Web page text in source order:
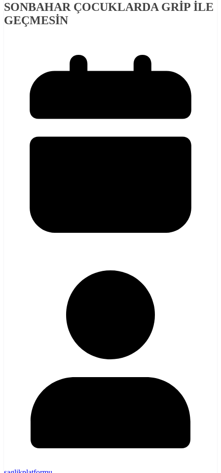
SONBAHAR ÇOCUKLARDA GRİP İLE
GEÇMESİN